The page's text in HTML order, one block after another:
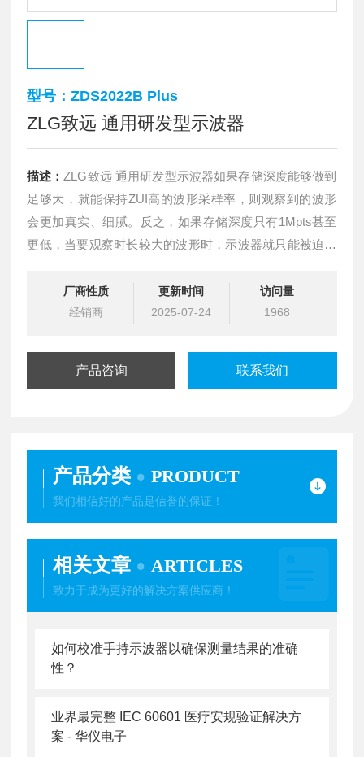
型号：ZDS2022B Plus
ZLG致远 通用研发型示波器
描述：ZLG致远 通用研发型示波器如果存储深度能够做到
足够大，就能保持ZUI高的波形采样率，则观察到的波形
会更加真实、细腻。反之，如果存储深度只有1Mpts甚至
更低，当要观察时长较大的波形时，示波器就只能被迫降
厂商性质
经销商
更新时间
2025-07-24
访问量
1968
产品咨询 联系我们
产品分类 PRODUCT
我们相信好的产品是信誉的保证！
相关文章 ARTICLES
致力于成为更好的解决方案供应商！
如何校准手持示波器以确保测量结果的准确
性？
业界最完整 IEC 60601 医疗安规验证解决方
案 - 华仪电子